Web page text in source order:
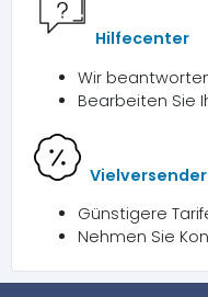
Hilfecenter
Wir
Bearbeiten Sie
Günstigere
Nehmen Sie